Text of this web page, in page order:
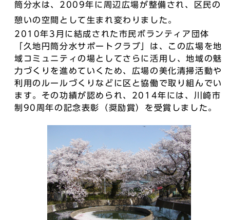
筒分水は、2009年に周辺広場が整備され、区民の
憩いの空間として生まれ変わりました。
2010年3月に結成された市民ボランティア団体
「久地円筒分水サポートクラブ」は、この広場を地
域コミュニティの場としてさらに活用し、地域の魅
力づくりを進めていくため、広場の美化清掃活動や
利用のルールづくりなどに区と協働で取り組んでい
ます。その功績が認められ、2014年には、川崎市
制90周年の記念表彰（奨励賞）を受賞しました。